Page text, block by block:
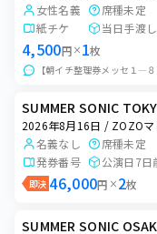
女性名義
席種未定
紙チケ
当日手渡し
4,500円 × 1枚
SUMMER SONIC
2026年8月16日 / ZOZOマ
名義なし
席種未定
発券番号
公演日7日
即決 46,000円 × 2枚
SUMMER SONIC